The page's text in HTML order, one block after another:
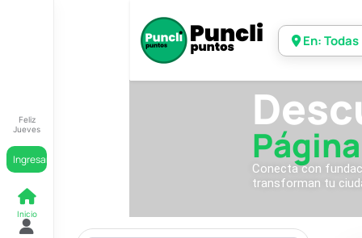
Feliz
Jueves
Ingresar
Inicio
En: Todas
Conecta con
transforman tu